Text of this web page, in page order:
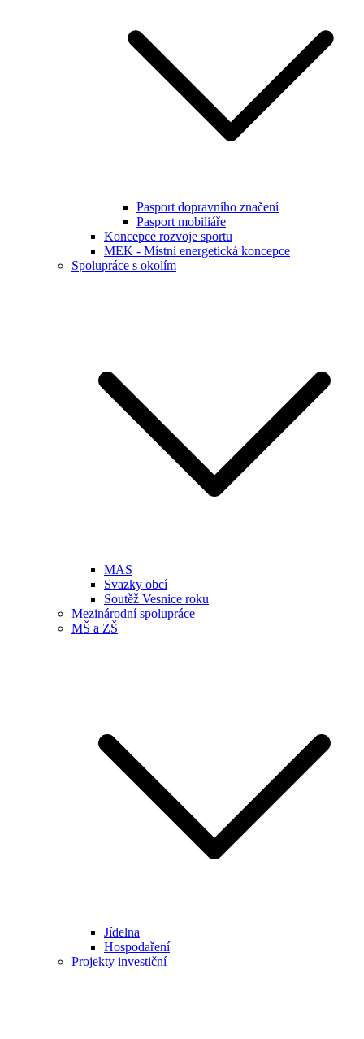
Pasport dopravního značení
Pasport mobiliáře
Koncepce rozvoje sportu
MEK - Místní energetická koncepce
Spolupráce s okolím
MAS
Svazky obcí
Soutěž Vesnice roku
Mezinárodní spolupráce
MŠ a ZŠ
Jídelna
Hospodaření
Projekty investiční